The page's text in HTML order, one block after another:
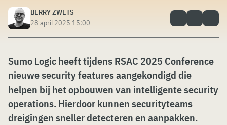
BERRY ZWETS
28 april 2025 15:00
Sumo Logic heeft tijdens RSAC 2025 Conference
nieuwe security features aangekondigd die
helpen bij het opbouwen van intelligente security
operations. Hierdoor kunnen securityteams
dreigingen sneller detecteren en aanpakken.